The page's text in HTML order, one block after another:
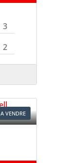
3
2
A VENDRE